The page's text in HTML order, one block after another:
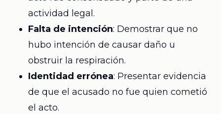
actividad legal.
Falta de intención: Demostrar que no
hubo intención de causar daño u
obstruir la respiración.
Identidad errónea: Presentar evidencia
de que el acusado no fue quien cometió
el acto.